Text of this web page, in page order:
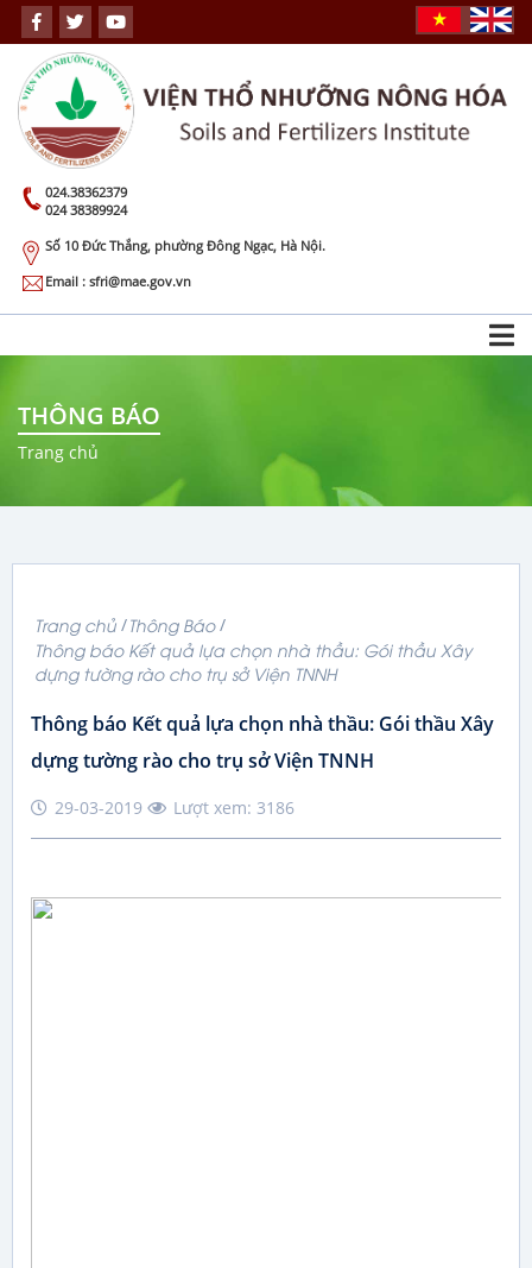
024.38362379
024 38389924
Số 10 Đức Thắng, phường Đông Ngạc, Hà Nội.
Email : sfri@mae.gov.vn
THÔNG BÁO
Trang chủ
Trang chủ
Thông Báo
Thông báo Kết quả lựa chọn nhà thầu: Gói thầu Xây
dựng tường rào cho trụ sở Viện TNNH
Thông báo Kết quả lựa chọn nhà thầu: Gói thầu Xây
dựng tường rào cho trụ sở Viện TNNH
29-03-2019 Lượt xem: 3186